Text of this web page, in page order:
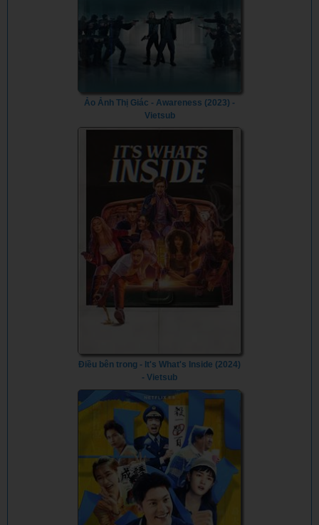
Ảo Ảnh Thị Giác - Awareness (2023) -
Vietsub
Điều bên trong - It's What's Inside (2024)
- Vietsub